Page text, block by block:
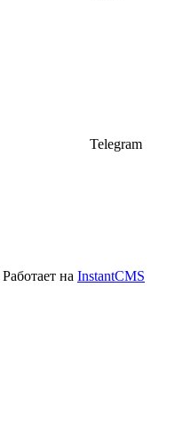
Telegram
Работает на InstantCMS